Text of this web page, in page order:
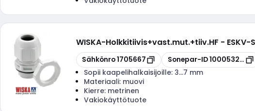
WISKA-Holkkitiivis+vast.mut.+tiiv.HF - ESKV-
Kopioi
Sähkönro1705667 Kopioi
Sonepar-ID100053200
Sopii kaapelihalkaisijoille: 3...7 mm
Materiaali: muovi
Kierre: metrinen
Vakiokäyttötuote